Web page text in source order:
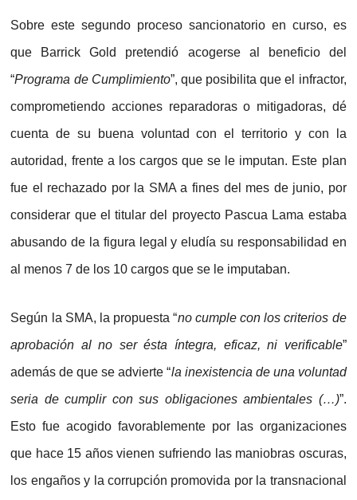
Sobre este segundo proceso sancionatorio en curso, es
que Barrick Gold pretendió acogerse al beneficio del
“Programa de Cumplimiento”, que posibilita que el infractor,
comprometiendo acciones reparadoras o mitigadoras, dé
cuenta de su buena voluntad con el territorio y con la
autoridad, frente a los cargos que se le imputan. Este plan
fue el rechazado por la SMA a fines del mes de junio, por
considerar que el titular del proyecto Pascua Lama estaba
abusando de la figura legal y eludía su responsabilidad en
al menos 7 de los 10 cargos que se le imputaban.
Según la SMA, la propuesta “no cumple con los criterios de
aprobación al no ser ésta íntegra, eficaz, ni verificable”
además de que se advierte “la inexistencia de una voluntad
seria de cumplir con sus obligaciones ambientales (…)”.
Esto fue acogido favorablemente por las organizaciones
que hace 15 años vienen sufriendo las maniobras oscuras,
los engaños y la corrupción promovida por la transnacional